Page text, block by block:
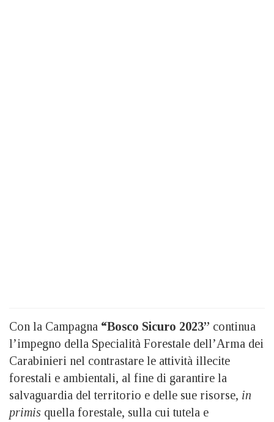
Con la Campagna “Bosco Sicuro 2023” continua
l’impegno della Specialità Forestale dell’Arma dei
Carabinieri nel contrastare le attività illecite
forestali e ambientali, al fine di garantire la
salvaguardia del territorio e delle sue risorse, in
primis quella forestale, sulla cui tutela e